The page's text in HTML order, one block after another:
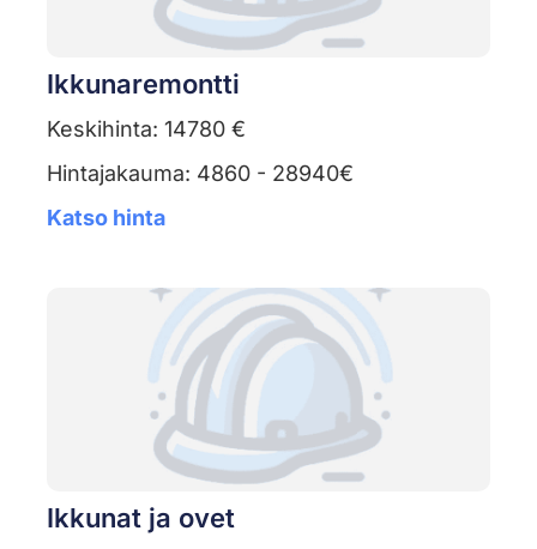
Ikkunaremontti
Keskihinta: 14780 €
Hintajakauma: 4860 - 28940€
Katso hinta
Ikkunat ja ovet